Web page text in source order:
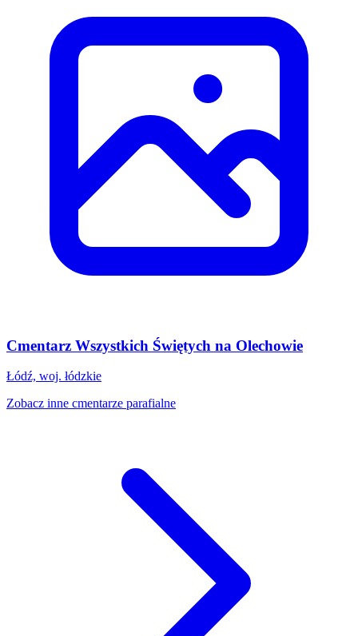
Cmentarz Wszystkich Świętych na Olechowie
Łódź, woj. łódzkie
Zobacz inne cmentarze parafialne